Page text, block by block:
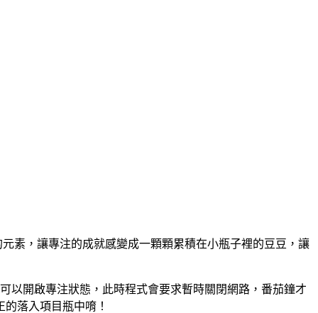
素，讓專注的成就感變成一顆顆累積在小瓶子裡的豆豆，讓
以開啟專注狀態，此時程式會要求暫時關閉網路，番茄鐘才
落入項目瓶中唷！